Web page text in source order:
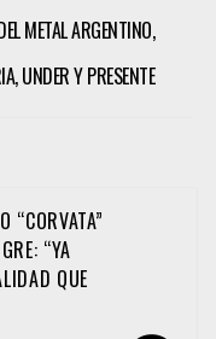
METAL ARGENTINO,
UNDER Y PRESENTE
“CORVATA”
“YA
QUE